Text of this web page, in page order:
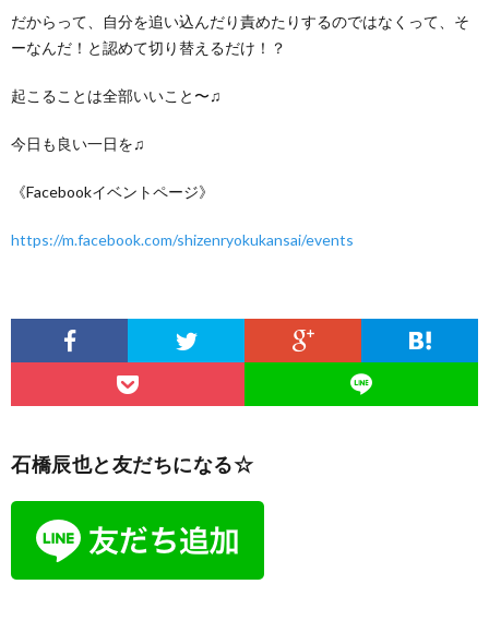
だからって、自分を追い込んだり責めたりするのではなくって、そ
ーなんだ！と認めて切り替えるだけ！？
起こることは全部いいこと〜♫
今日も良い一日を♫
《Facebookイベントページ》
https://m.facebook.com/shizenryokukansai/events
石橋辰也と友だちになる☆